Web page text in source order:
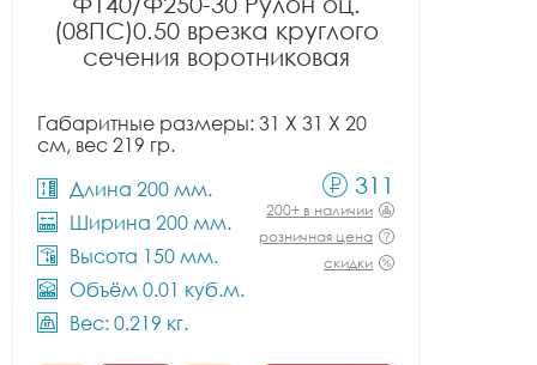
(08ПС)0.50 врезка круглого
сечения воротниковая
Габаритные размеры: 31 X 31 X 20
см, вес 219 гр.
Длина 200 мм.
Ширина 200 мм.
Высота 150 мм.
Объём 0.01 куб.м.
Вес: 0.219 кг.
311
200+ в наличии
розничная цена
скидки